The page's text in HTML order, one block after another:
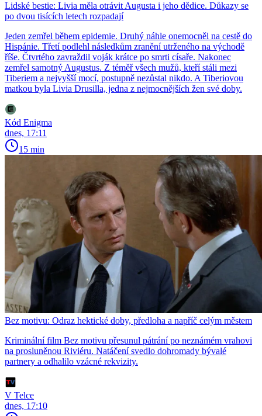
Lidské bestie: Livia měla otrávit Augusta i jeho dědice. Důkazy se
po dvou tisících letech rozpadají
Jeden zemřel během epidemie. Druhý náhle onemocněl na cestě do
Hispánie. Třetí podlehl následkům zranění utrženého na východě
říše. Čtvrtého zavraždil voják krátce po smrti císaře. Nakonec
zemřel samotný Augustus. Z téměř všech mužů, kteří stáli mezi
Tiberiem a nejvyšší mocí, postupně nezůstal nikdo. A Tiberiovou
matkou byla Livia Drusilla, jedna z nejmocnějších žen své doby.
Kód Enigma
dnes, 17:11
15 min
Bez motivu: Odraz hektické doby, předloha a napříč celým městem
Kriminální film Bez motivu přesunul pátrání po neznámém vrahovi
na prosluněnou Riviéru. Natáčení svedlo dohromady bývalé
partnery a odhalilo vzácné rekvizity.
V Telce
dnes, 17:10